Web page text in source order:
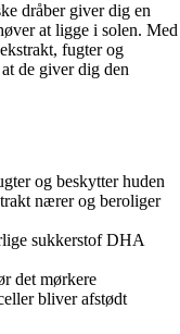
dråber giver dig en
at ligge i solen. Med
fugter og
de giver dig den
og beskytter huden
nærer og beroliger
sukkerstof DHA
det mørkere
bliver afstødt